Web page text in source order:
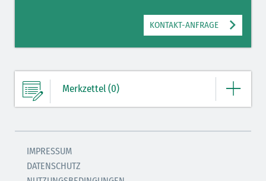
KONTAKT-ANFRAGE
Merkzettel (0)
IMPRESSUM
DATENSCHUTZ